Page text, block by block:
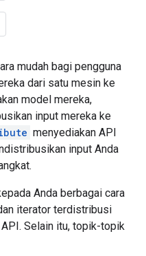
mudah bagi pengguna
dari satu mesin ke
model mereka,
input mereka ke
menyediakan API
input Anda
Anda berbagai cara
iterator terdistribusi
API. Selain itu, topik-topik